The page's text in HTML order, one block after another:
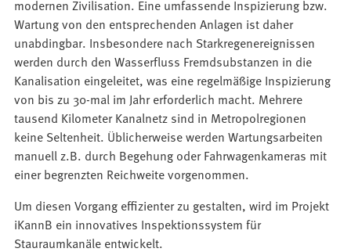
modernen Zivilisation. Eine umfassende Inspizierung bzw.
Wartung von den entsprechenden Anlagen ist daher
unabdingbar. Insbesondere nach Starkregenereignissen
werden durch den Wasserfluss Fremdsubstanzen in die
Kanalisation eingeleitet, was eine regelmäßige Inspizierung
von bis zu 30-mal im Jahr erforderlich macht. Mehrere
tausend Kilometer Kanalnetz sind in Metropolregionen
keine Seltenheit. Üblicherweise werden Wartungsarbeiten
manuell z.B. durch Begehung oder Fahrwagenkameras mit
einer begrenzten Reichweite vorgenommen.
Um diesen Vorgang effizienter zu gestalten, wird im Projekt
iKannB ein innovatives Inspektionssystem für
Stauraumkanäle entwickelt.